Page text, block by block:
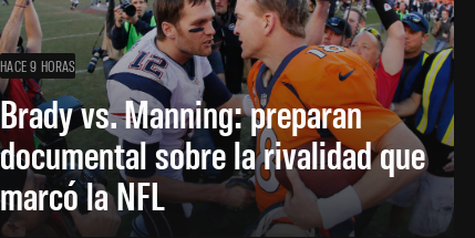
HACE 9 HORAS
Brady vs. Manning: preparan
documental sobre la rivalidad que
marcó la NFL